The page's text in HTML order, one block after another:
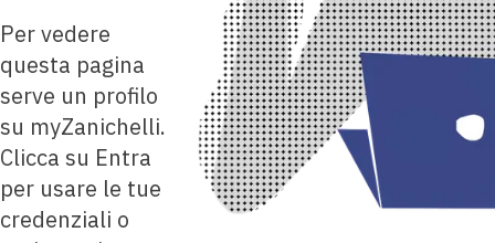
Per vedere
questa pagina
serve un profilo
su myZanichelli.
Clicca su Entra
per usare le tue
credenziali o